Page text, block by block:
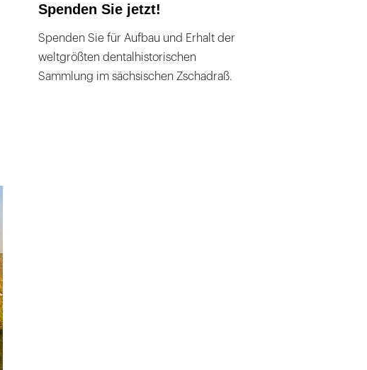
Spenden Sie jetzt!
Spenden Sie für Aufbau und Erhalt der
weltgrößten dentalhistorischen
Sammlung im sächsischen Zschadraß.